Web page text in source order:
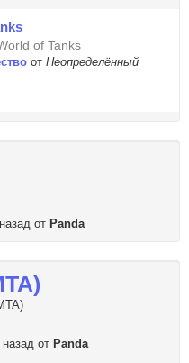
of Tanks
от Неопределённый
от Panda
от Panda